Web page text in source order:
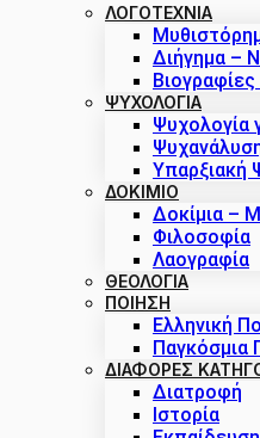
ΛΟΓΟΤΕΧΝΙΑ
Διήγημα –
ΨΥΧΟΛΟΓΙΑ
Ψυχολογία
Υπαρξιακή
ΔΟΚΊΜΙΟ
Δοκίμια –
Φιλοσοφία
Λαογραφία
ΘΕΟΛΟΓΙΑ
ΠΟΙΗΣΗ
Ελληνική
Παγκόσμια
ΔΙΑΦΟΡΕΣ
Διατροφή
Ιστορία